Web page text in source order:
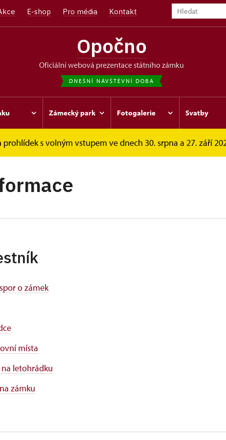
E-shop Pro média Kontakt
Opočno
oficiální webová prezentace státního zámku
DNEŠNÍ NÁVŠTĚVNÍ DOBA
Zámecký park Fotogalerie Svatby
s volným vstupem ve dnech 30. srpna a 27. září
o zámek
místa
letohrádku
zámku